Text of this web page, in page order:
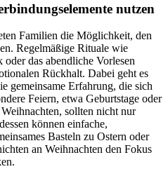
nutzen
Familien die Möglichkeit, den
Regelmäßige Rituale wie
oder das abendliche Vorlesen
Rückhalt. Dabei geht es
gemeinsame Erfahrung, die sich
Feiern, etwa Geburtstage oder
sollten nicht nur
können einfache,
Basteln zu Ostern oder
an Weihnachten den Fokus